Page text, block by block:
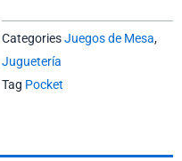
CategoriesJuegos de Mesa,
Juguetería
Tag Pocket